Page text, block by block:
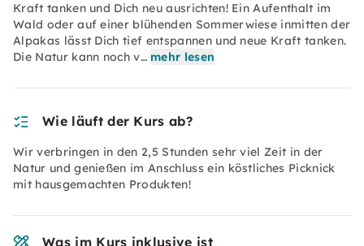
Kraft tanken und Dich neu ausrichten! Ein Aufenthalt im
Wald oder auf einer blühenden Sommerwiese inmitten der
Alpakas lässt Dich tief entspannen und neue Kraft tanken.
Die Natur kann noch v… mehr lesen
Wie läuft der Kurs ab?
Wir verbringen in den 2,5 Stunden sehr viel Zeit in der
Natur und genießen im Anschluss ein köstliches Picknick
mit hausgemachten Produkten!
Was im Kurs inklusive ist